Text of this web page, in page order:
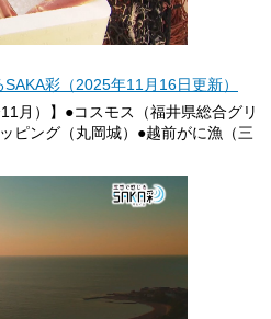
彩（2025年11月16日更新）
月）】●コスモス（福井県総合グリ
ピング（丸岡城）●越前がに漁（三